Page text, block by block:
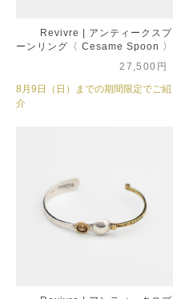
Revivre | アンティークスプ
ーンリング〈 Cesame Spoon 〉
27,500円
8月9日（日）までの期間限定でご紹
介